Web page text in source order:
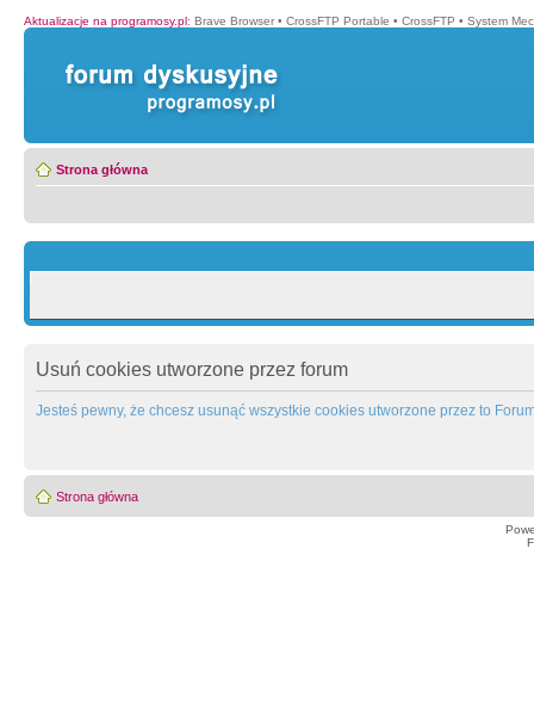
Aktualizacje na programosy.pl: Brave Browser • CrossFTP Portable • CrossFTP • System
Strona główna
Usuń cookies utworzone przez forum
Jesteś pewny, że chcesz usunąć wszystkie cookies utworzone przez to
Strona główna